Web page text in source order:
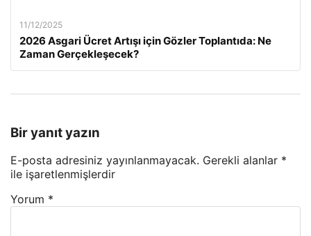
11/12/2025
2026 Asgari Ücret Artışı için Gözler Toplantıda: Ne
Zaman Gerçekleşecek?
Bir yanıt yazın
E-posta adresiniz yayınlanmayacak. Gerekli alanlar *
ile işaretlenmişlerdir
Yorum *